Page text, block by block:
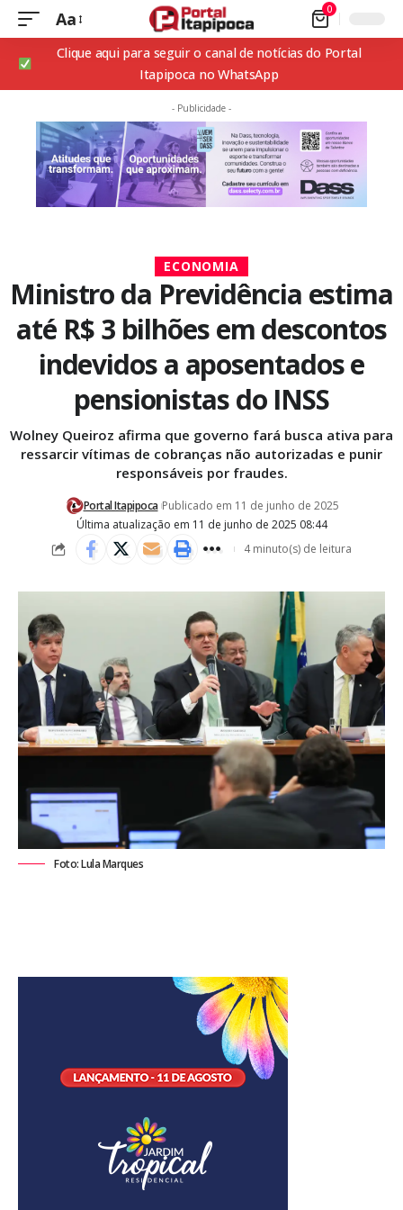
Aa 0
Clique aqui para seguir o canal de notícias do Portal
Itapipoca no WhatsApp
- Publicidade -
ECONOMIA
Ministro da Previdência estima
até R$ 3 bilhões em descontos
indevidos a aposentados e
pensionistas do INSS
Wolney Queiroz afirma que governo fará busca ativa para
ressarcir vítimas de cobranças não autorizadas e punir
responsáveis por fraudes.
Última atualização em 11 de junho de 2025 08:44
Portal Itapipoca Publicado em 11 de junho de 2025
4 minuto(s) de leitura
Foto: Lula Marques